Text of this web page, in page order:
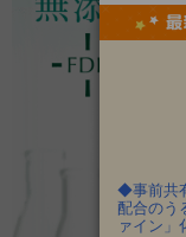
◆事前共
配合のう
ァイン」